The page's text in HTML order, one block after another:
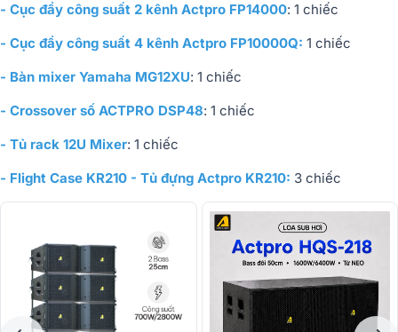
- Cục đẩy công suất 2 kênh Actpro FP14000: 1 chiếc
- Cục đẩy công suất 4 kênh Actpro FP10000Q: 1 chiếc
- Bàn mixer Yamaha MG12XU: 1 chiếc
- Crossover số ACTPRO DSP48: 1 chiếc
- Tủ rack 12U Mixer: 1 chiếc
- Flight Case KR210 - Tủ đựng Actpro KR210: 3 chiếc